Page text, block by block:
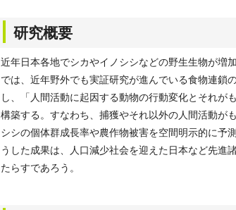
研究概要
近年日本各地でシカやイノシシなどの野生生物が増
では、近年野外でも実証研究が進んでいる食物連鎖
し、「人間活動に起因する動物の行動変化とそれが
構築する。すなわち、捕獲やそれ以外の人間活動が
シシの個体群成長率や農作物被害を空間明示的に予
うした成果は、人口減少社会を迎えた日本など先進
たらすであろう。